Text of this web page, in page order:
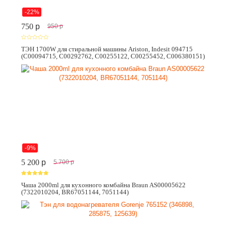
-22%
750 p 950 p
ТЭН 1700W для стиральной машины Ariston, Indesit 094715
(C00094715, C00292762, C00255122, C00255452, C006380151)
-9%
5 200 p 5 700 p
Чаша 2000ml для кухонного комбайна Braun AS00005622
(7322010204, BR67051144, 7051144)